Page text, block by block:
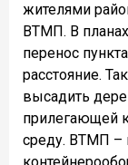
жителями
ВТМП. В
перенос
расстояние.
высадить
прилегающей к
среду. ВТМП –